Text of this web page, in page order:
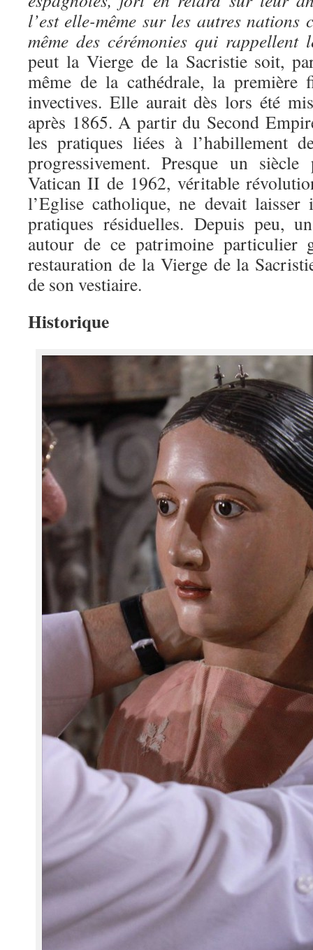
l’est elle-même sur les autres
même des cérémonies qui rappellent
peut la Vierge de la Sacristie soit,
même de la cathédrale, la première
invectives. Elle aurait dès lors été
après 1865. A partir du Second
les pratiques liées à l’habillement
progressivement. Presque un
Vatican II de 1962, véritable
l’Eglise catholique, ne devait
pratiques résiduelles. Depuis peu,
autour de ce patrimoine particulier
restauration de la Vierge de la
de son vestiaire.
Historique